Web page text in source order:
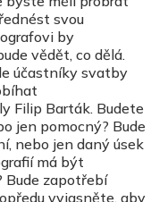
svou
by
vědět, co dělá.
účastníky svatby
Filip Barták. Budete
jen pomocný? Bude
nebo jen daný úsek
má být
Bude zapotřebí
vyjasněte, aby